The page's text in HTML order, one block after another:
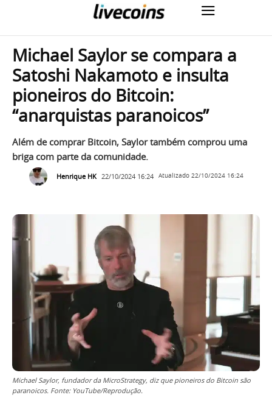
Michael Saylor se compara a
Satoshi Nakamoto e insulta
pioneiros do Bitcoin:
“anarquistas paranoicos”
Além de comprar Bitcoin, Saylor também comprou uma
briga com parte da comunidade.
Henrique HK 22/10/2024 16:24 Atualizado 22/10/2024 16:24
Michael Saylor, fundador da MicroStrategy, diz que pioneiros do Bitcoin são
paranoicos. Fonte: YouTube/Reprodução.